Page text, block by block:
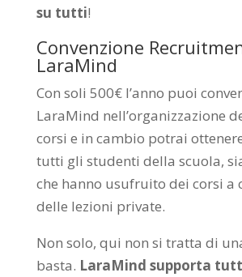
su tutti!
Convenzione
LaraMind
Con soli 500€ l’anno puoi
LaraMind nell’organizzazione
corsi e in cambio potrai
tutti gli studenti della scuola,
che hanno usufruito dei corsi a
delle lezioni private.
Non solo, qui non si tratta di
basta. LaraMind supporta